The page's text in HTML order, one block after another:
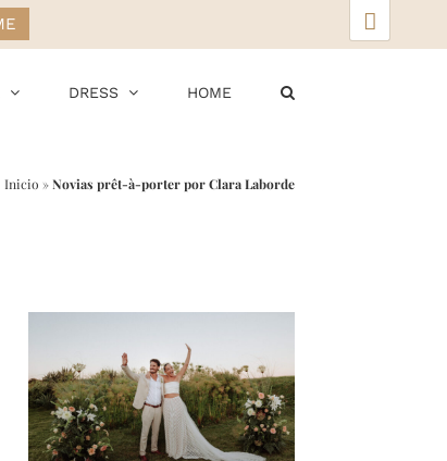
DRESS HOME
Inicio »Novias prêt-à-porter por Clara Laborde